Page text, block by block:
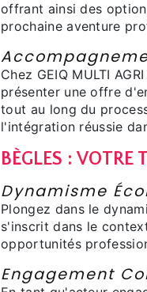
offrant ainsi des
prochaine aventure
Chez GEIQ MULTI
présenter une offre
tout au long du
l'intégration réussie
BÈGLES : VOTRE
Dynamisme
Plongez dans le
s'inscrit dans le
opportunités
Engagement